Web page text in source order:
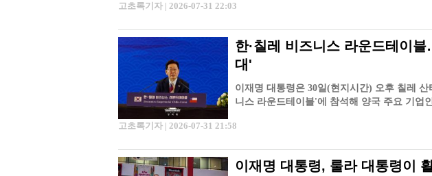
고초록기자 | 2026-07-31 22:03
한·칠레 비즈니스 라운드테이
대'
이재명 대통령은 30일(현지시간) 오후 칠레
니스 라운드테이블'에 참석해 양국 주요 기업
고초록기자 | 2026-07-31 21:58
이재명 대통령, 룰라 대통령이